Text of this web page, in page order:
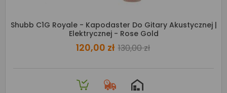
Shubb C1G Royale - Kapodaster Do Gitary Akustycznej |
Elektrycznej - Rose Gold
120,00 zł 130,00 zł